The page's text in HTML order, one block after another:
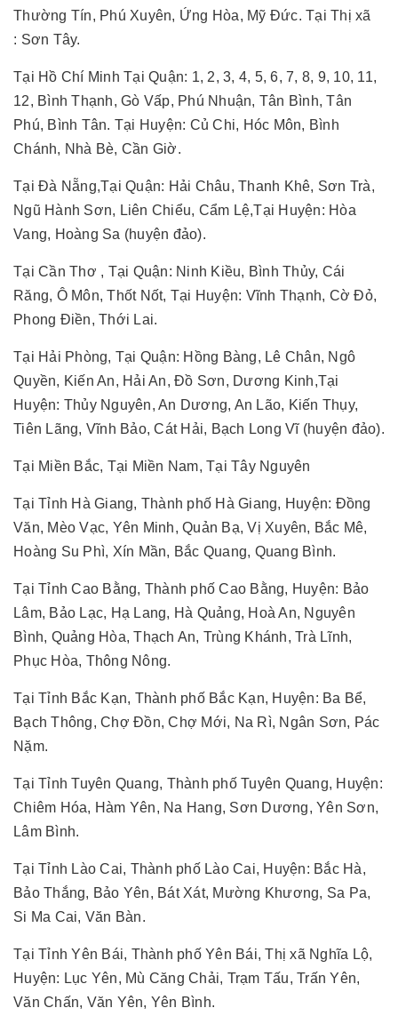
Thường Tín, Phú Xuyên, Ứng Hòa, Mỹ Đức. Tại Thị xã
: Sơn Tây.
Tại Hồ Chí Minh Tại Quận: 1, 2, 3, 4, 5, 6, 7, 8, 9, 10, 11,
12, Bình Thạnh, Gò Vấp, Phú Nhuận, Tân Bình, Tân
Phú, Bình Tân. Tại Huyện: Củ Chi, Hóc Môn, Bình
Chánh, Nhà Bè, Cần Giờ.
Tại Đà Nẵng,Tại Quận: Hải Châu, Thanh Khê, Sơn Trà,
Ngũ Hành Sơn, Liên Chiểu, Cẩm Lệ,Tại Huyện: Hòa
Vang, Hoàng Sa (huyện đảo).
Tại Cần Thơ , Tại Quận: Ninh Kiều, Bình Thủy, Cái
Răng, Ô Môn, Thốt Nốt, Tại Huyện: Vĩnh Thạnh, Cờ Đỏ,
Phong Điền, Thới Lai.
Tại Hải Phòng, Tại Quận: Hồng Bàng, Lê Chân, Ngô
Quyền, Kiến An, Hải An, Đồ Sơn, Dương Kinh,Tại
Huyện: Thủy Nguyên, An Dương, An Lão, Kiến Thụy,
Tiên Lãng, Vĩnh Bảo, Cát Hải, Bạch Long Vĩ (huyện đảo).
Tại Miền Bắc, Tại Miền Nam, Tại Tây Nguyên
Tại Tỉnh Hà Giang, Thành phố Hà Giang, Huyện: Đồng
Văn, Mèo Vạc, Yên Minh, Quản Bạ, Vị Xuyên, Bắc Mê,
Hoàng Su Phì, Xín Mần, Bắc Quang, Quang Bình.
Tại Tỉnh Cao Bằng, Thành phố Cao Bằng, Huyện: Bảo
Lâm, Bảo Lạc, Hạ Lang, Hà Quảng, Hoà An, Nguyên
Bình, Quảng Hòa, Thạch An, Trùng Khánh, Trà Lĩnh,
Phục Hòa, Thông Nông.
Tại Tỉnh Bắc Kạn, Thành phố Bắc Kạn, Huyện: Ba Bể,
Bạch Thông, Chợ Đồn, Chợ Mới, Na Rì, Ngân Sơn, Pác
Nặm.
Tại Tỉnh Tuyên Quang, Thành phố Tuyên Quang, Huyện:
Chiêm Hóa, Hàm Yên, Na Hang, Sơn Dương, Yên Sơn,
Lâm Bình.
Tại Tỉnh Lào Cai, Thành phố Lào Cai, Huyện: Bắc Hà,
Bảo Thắng, Bảo Yên, Bát Xát, Mường Khương, Sa Pa,
Si Ma Cai, Văn Bàn.
Tại Tỉnh Yên Bái, Thành phố Yên Bái, Thị xã Nghĩa Lộ,
Huyện: Lục Yên, Mù Căng Chải, Trạm Tấu, Trấn Yên,
Văn Chấn, Văn Yên, Yên Bình.